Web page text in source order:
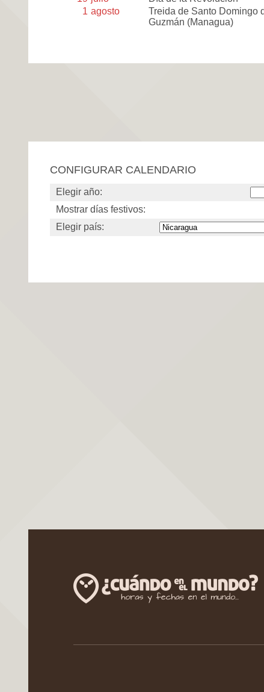
1 agosto
Treida de Santo Domingo
Guzmán (Managua)
CONFIGURAR CALENDARIO
Elegir año:
Mostrar días festivos:
Elegir país: